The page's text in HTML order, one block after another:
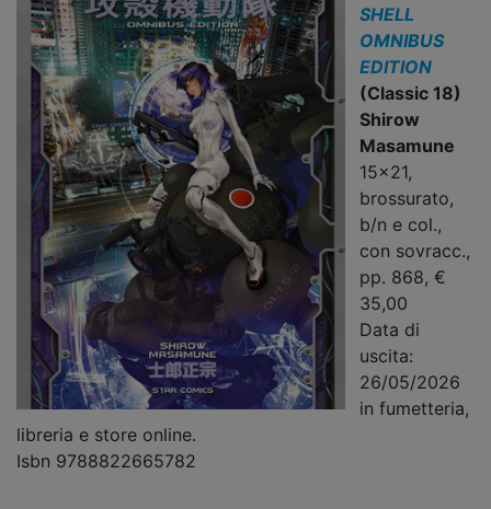
SHELL
OMNIBUS
EDITION
(Classic 18)
Shirow
Masamune
15x21,
brossurato,
b/n e col.,
con sovracc.,
pp. 868, €
35,00
Data di
uscita:
26/05/2026
in fumetteria,
libreria e store online.
Isbn 9788822665782